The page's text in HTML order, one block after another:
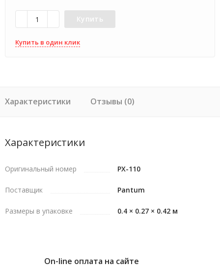
Купить
Купить в один клик
Характеристики Отзывы (0)
Характеристики
Оригинальный номер PX-110
Поставщик Pantum
Размеры в упаковке 0.4 × 0.27 × 0.42 м
On-line оплата на сайте